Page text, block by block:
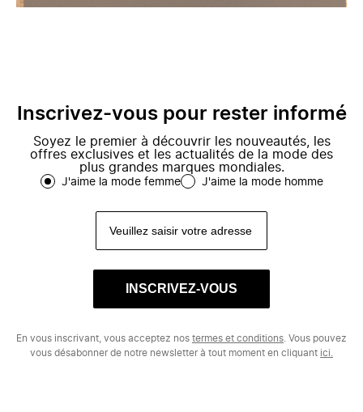
Inscrivez-vous pour rester informé
Soyez le premier à découvrir les nouveautés, les
offres exclusives et les actualités de la mode des
plus grandes marques mondiales.
J'aime la mode femme J'aime la mode homme
INSCRIVEZ-VOUS
En vous inscrivant, vous acceptez nos termes et conditions . Vous pouvez
vous désabonner de notre newsletter à tout moment en cliquant ici.